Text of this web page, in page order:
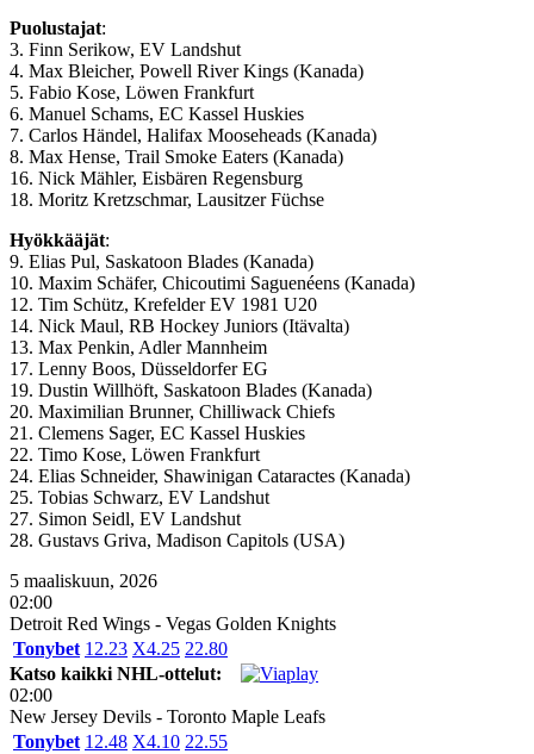
Puolustajat:
3. Finn Serikow, EV Landshut
4. Max Bleicher, Powell River Kings (Kanada)
5. Fabio Kose, Löwen Frankfurt
6. Manuel Schams, EC Kassel Huskies
7. Carlos Händel, Halifax Mooseheads (Kanada)
8. Max Hense, Trail Smoke Eaters (Kanada)
16. Nick Mähler, Eisbären Regensburg
18. Moritz Kretzschmar, Lausitzer Füchse
Hyökkääjät:
9. Elias Pul, Saskatoon Blades (Kanada)
10. Maxim Schäfer, Chicoutimi Saguenéens (Kanada)
12. Tim Schütz, Krefelder EV 1981 U20
14. Nick Maul, RB Hockey Juniors (Itävalta)
13. Max Penkin, Adler Mannheim
17. Lenny Boos, Düsseldorfer EG
19. Dustin Willhöft, Saskatoon Blades (Kanada)
20. Maximilian Brunner, Chilliwack Chiefs
21. Clemens Sager, EC Kassel Huskies
22. Timo Kose, Löwen Frankfurt
24. Elias Schneider, Shawinigan Cataractes (Kanada)
25. Tobias Schwarz, EV Landshut
27. Simon Seidl, EV Landshut
28. Gustavs Griva, Madison Capitols (USA)
5 maaliskuun, 2026
02:00
Detroit Red Wings - Vegas Golden Knights
Tonybet 12.23 X4.25 22.80
Katso kaikki NHL-ottelut:
02:00
New Jersey Devils - Toronto Maple Leafs
Tonybet 12.48 X4.10 22.55